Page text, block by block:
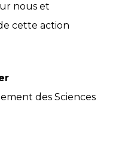
nous et
cette action
des Sciences